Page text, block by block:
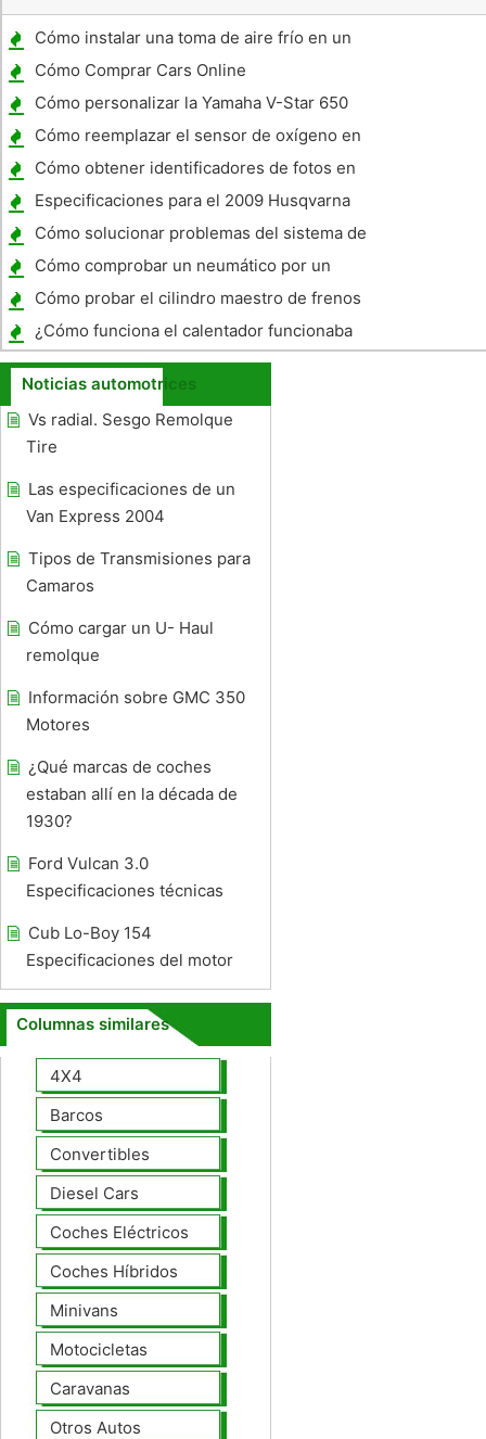
Cómo instalar una toma de aire frío en un
99 Escarabajo
Cómo Comprar Cars Online
Cómo personalizar la Yamaha V-Star 650
Cómo reemplazar el sensor de oxígeno en
el 1994 F-150
Cómo obtener identificadores de fotos en
Virginia Occidental
Especificaciones para el 2009 Husqvarna
WR300
Cómo solucionar problemas del sistema de
escape en un Toyota Highlander
Cómo comprobar un neumático por un
equilibrio
Cómo probar el cilindro maestro de frenos
¿Cómo funciona el calentador funcionaba
en mi GMC Pickup?
Noticias automotrices
Vs radial. Sesgo Remolque
Tire
Las especificaciones de un
Van Express 2004
Tipos de Transmisiones para
Camaros
Cómo cargar un U- Haul
remolque
Información sobre GMC 350
Motores
¿Qué marcas de coches
estaban allí en la década de
1930?
Ford Vulcan 3.0
Especificaciones técnicas
Cub Lo-Boy 154
Especificaciones del motor
Columnas similares
4X4
Barcos
Convertibles
Diesel Cars
Coches Eléctricos
Coches Híbridos
Minivans
Motocicletas
Caravanas
Otros Autos